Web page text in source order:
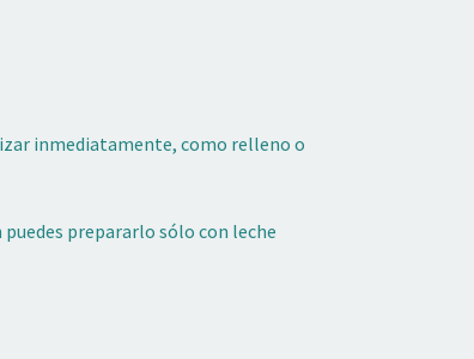
inmediatamente, como relleno o
prepararlo sólo con leche